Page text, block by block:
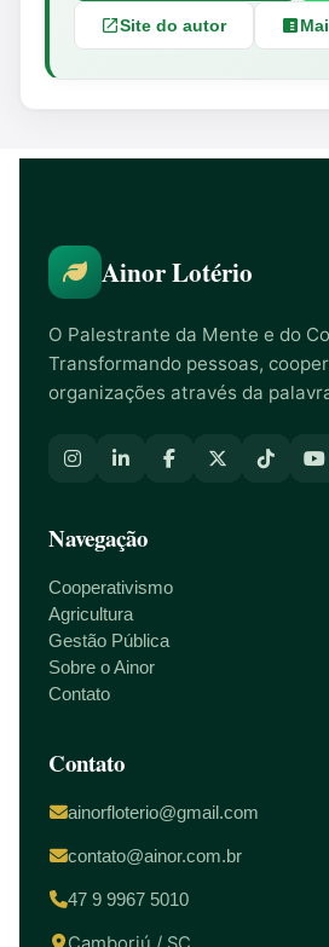
Site do autor
Ainor Lotério
O Palestrante da Mente e do
Transformando pessoas,
organizações através da
Navegação
Cooperativismo
Agricultura
Gestão Pública
Sobre o Ainor
Contato
Contato
ainorfloterio@gmail.com
contato@ainor.com.br
47 9 9967 5010